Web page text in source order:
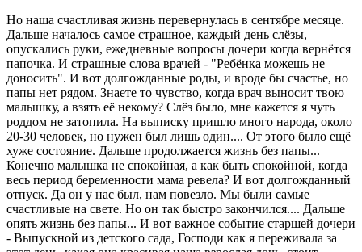
Но наша счастливая жизнь перевернулась в сентябре месяце.
Дальше началось самое страшное, каждый день слёзы,
опускались руки, ежедневные вопросы дочери когда вернётся
папочка. И страшные слова врачей - "Ребёнка можешь не
доносить". И вот долгожданные роды, и вроде бы счастье, но
папы нет рядом. Знаете то чувство, когда врач выносит твою
малышку, а взять её некому? Слёз было, мне кажется я чуть
роддом не затопила. На выписку пришло много народа, около
20-30 человек, но нужен был лишь один.... От этого было ещё
хуже состояние. Дальше продолжается жизнь без папы...
Конечно малышка не спокойная, а как быть спокойной, когда
весь период беременности мама ревела? И вот долгожданный
отпуск. Да он у нас был, нам повезло. Мы были самые
счастливые на свете. Но он так быстро закончился.... Дальше
опять жизнь без папы... И вот важное событие старшей дочери
- Выпускной из детского сада, Господи как я переживала за